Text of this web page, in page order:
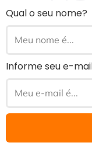
Qual o seu nome?
Informe seu e-